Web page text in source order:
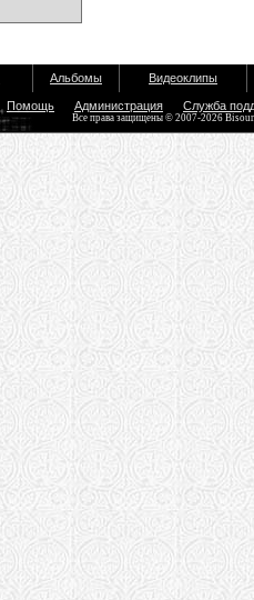
Альбомы Видеоклипы
Помощь Администрация Служба
Все права защищены © 2007-2026